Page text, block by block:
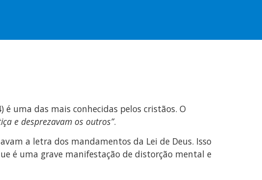
uma das mais conhecidas pelos cristãos. O
e desprezavam os outros”.
a letra dos mandamentos da Lei de Deus. Isso
é uma grave manifestação de distorção mental e